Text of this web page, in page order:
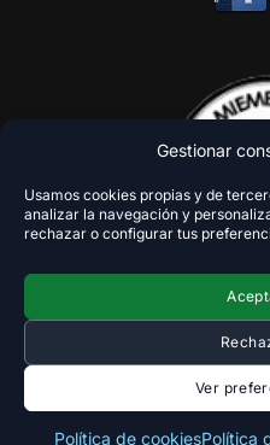
Gestionar
Usamos cookies propias y de
analizar la navegación y
rechazar o configurar tus
Ver
Política de cookiesPolítica